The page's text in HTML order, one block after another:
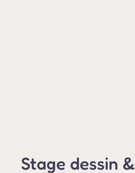
Stage dessin &